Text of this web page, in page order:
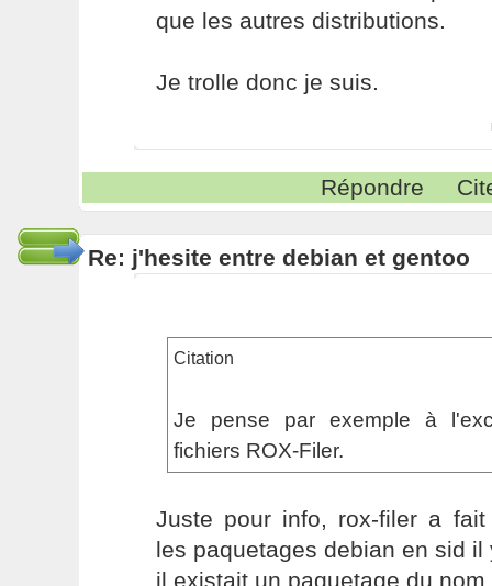
que les autres distributions.
Je trolle donc je suis.
Répondre
Re: j'hesite entre debian et gentoo
Citation
Je pense par exemple à
fichiers ROX-Filer.
Juste pour info, rox-filer a
les paquetages debian en sid
il existait un paquetage du